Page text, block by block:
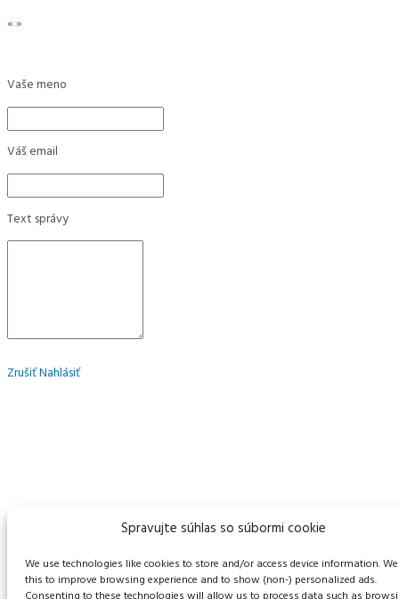
Spravujte súhlas so súbormi cookie
We use technologies like cookies to store and/or access device information.
this to improve browsing experience and to show (non-) personalized ads.
«»
Vaše meno
Váš email
Text správy
ZrušiťNahlásiť